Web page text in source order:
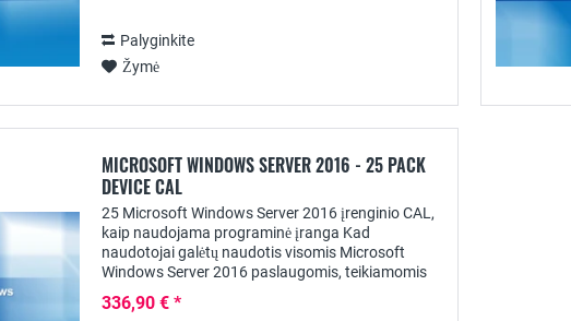
Palyginkite
Žymė
MICROSOFT WINDOWS SERVER 2016 - 25 PACK
DEVICE CAL
25 Microsoft Windows Server 2016 įrenginio CAL,
kaip naudojama programinė įranga Kad
naudotojai galėtų naudotis visomis Microsoft
Windows Server 2016 paslaugomis, teikiamomis
licencijos...
336,90 € *